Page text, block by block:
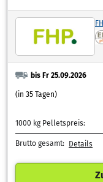
bis Fr 25.09.2026
(in 35 Tagen)
1000 kg Pelletspreis:
Brutto gesamt: Details